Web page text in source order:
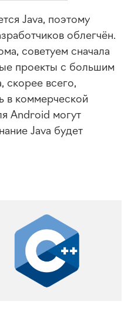
Java, поэтому
облегчён.
советуем сначала
проекты с большим
скорее всего,
в коммерческой
Android могут
Java будет